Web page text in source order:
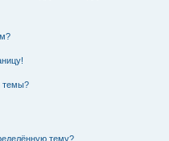
темы?
тему?